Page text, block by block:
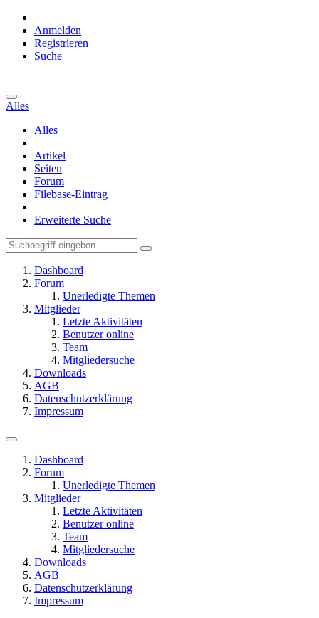
Anmelden
Registrieren
Suche
Alles
Alles
Artikel
Seiten
Forum
Filebase-Eintrag
Erweiterte Suche
Dashboard
Forum
Unerledigte Themen
Mitglieder
Letzte Aktivitäten
Benutzer online
Team
Mitgliedersuche
Downloads
AGB
Datenschutzerklärung
Impressum
Dashboard
Forum
Unerledigte Themen
Mitglieder
Letzte Aktivitäten
Benutzer online
Team
Mitgliedersuche
Downloads
AGB
Datenschutzerklärung
Impressum